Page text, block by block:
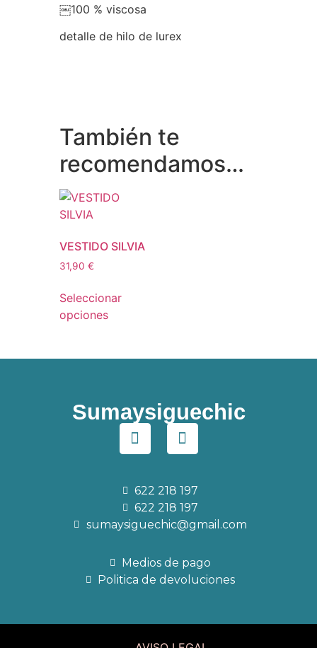
￼100 % viscosa
detalle de hilo de lurex
También te
recomendamos…
VESTIDO SILVIA
31,90 €
Seleccionar
opciones
Sumaysiguechic
622 218 197
622 218 197
sumaysiguechic@gmail.com
Medios de pago
Politica de devoluciones